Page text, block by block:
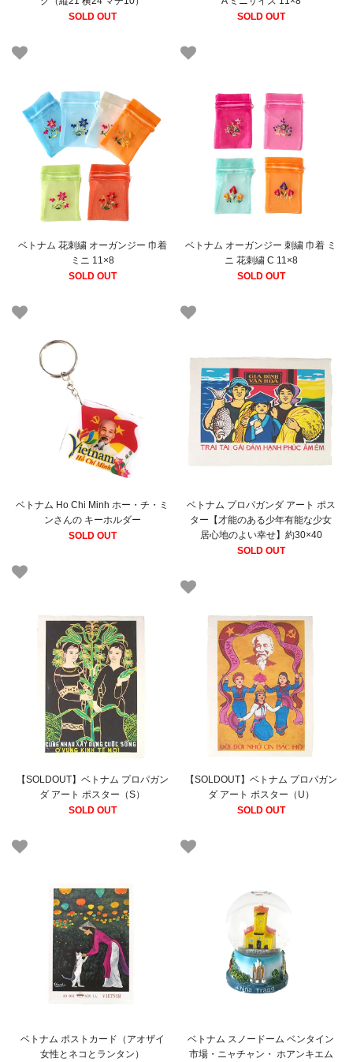
SOLD OUT
SOLD OUT
ベトナム 花刺繍 オーガンジー 巾着
ミニ 11×8
SOLD OUT
ベトナム オーガンジー 刺繍 巾着 ミ
ニ 花刺繍 C 11×8
SOLD OUT
ベトナム Ho Chi Minh ホー・チ・ミ
ンさんの キーホルダー
SOLD OUT
ベトナム プロパガンダ アート ポス
ター【才能のある少年有能な少女
居心地のよい幸せ】約30×40
SOLD OUT
【SOLDOUT】ベトナム プロパガン
ダ アート ポスター（S）
SOLD OUT
【SOLDOUT】ベトナム プロパガン
ダ アート ポスター（U）
SOLD OUT
ベトナム ポストカード（アオザイ
女性とネコとランタン）
ベトナム スノードーム ベンタイン
市場・ニャチャン・ ホアンキエム